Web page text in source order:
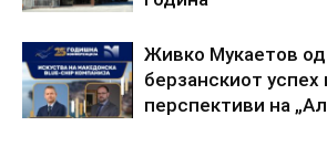
Живко Мукаетов од
берзанскиот успех
перспективи на